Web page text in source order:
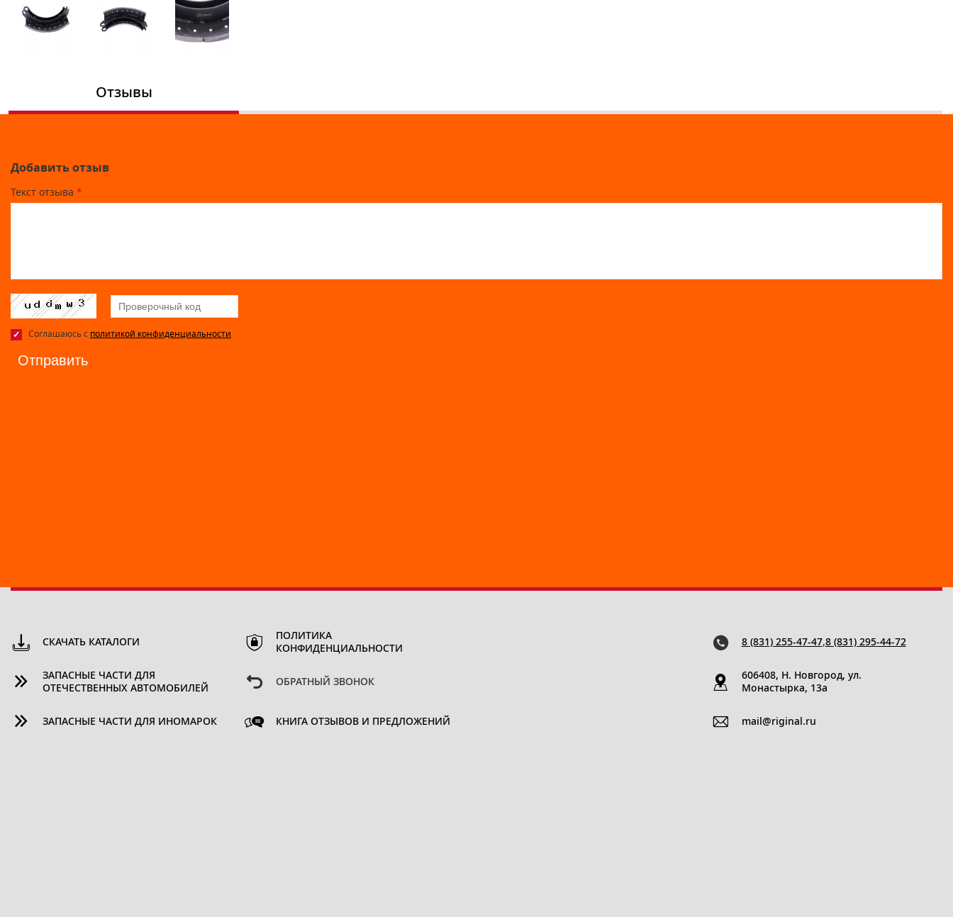
Отзывы
Добавить отзыв
Текст отзыва *
Соглашаюсь с политикой конфиденциальности
Отправить
СКАЧАТЬ КАТАЛОГИ
ЗАПАСНЫЕ ЧАСТИ ДЛЯ
ОТЕЧЕСТВЕННЫХ АВТОМОБИЛЕЙ
ЗАПАСНЫЕ ЧАСТИ ДЛЯ ИНОМАРОК
ПОЛИТИКА
КОНФИДЕНЦИАЛЬНОСТИ
ОБРАТНЫЙ ЗВОНОК
КНИГА ОТЗЫВОВ И ПРЕДЛОЖЕНИЙ
8 (831) 255-47-47,8 (831) 295-44-72
606408, Н. Новгород, ул.
Монастырка, 13a
mail@riginal.ru